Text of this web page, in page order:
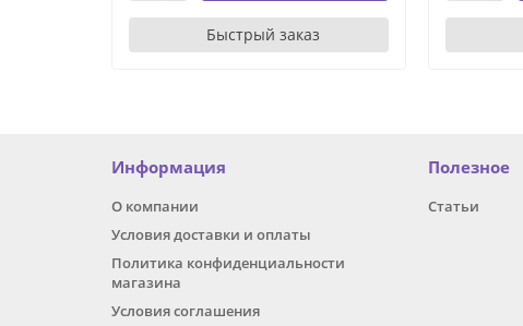
Быстрый заказ
Информация
О компании
Условия доставки и оплаты
Политика конфиденциальности
магазина
Условия соглашения
Полезное
Статьи